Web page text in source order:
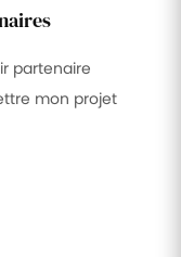
partenaire
mon projet